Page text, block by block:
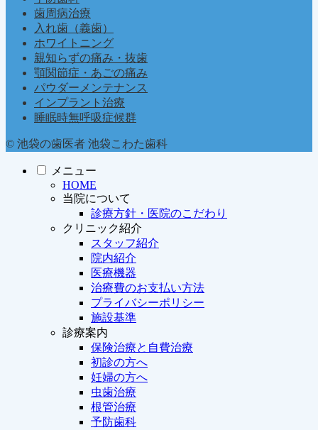
歯周病治療
入れ歯（義歯）
ホワイトニング
親知らずの痛み・抜歯
顎関節症・あごの痛み
パウダーメンテナンス
インプラント治療
睡眠時無呼吸症候群
© 池袋の歯医者 池袋こわた歯科
メニュー
HOME
当院について
診療方針・医院のこだわり
クリニック紹介
スタッフ紹介
院内紹介
医療機器
治療費のお支払い方法
プライバシーポリシー
施設基準
診療案内
保険治療と自費治療
初診の方へ
妊婦の方へ
虫歯治療
根管治療
予防歯科